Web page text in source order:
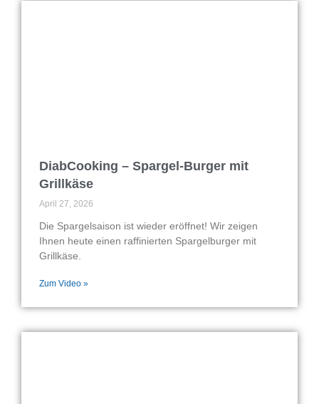
DiabCooking – Spargel-Burger mit
Grillkäse
April 27, 2026
Die Spargelsaison ist wieder eröffnet! Wir zeigen
Ihnen heute einen raffinierten Spargelburger mit
Grillkäse.
Zum Video »